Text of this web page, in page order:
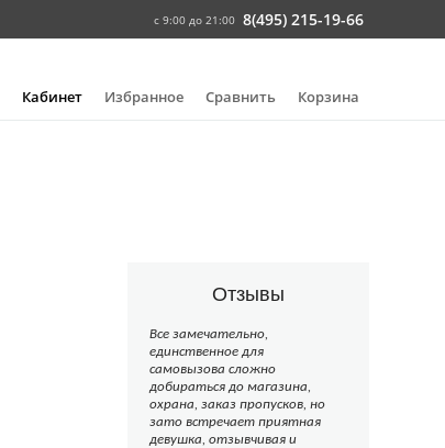
с 9:00 до 21:00 8(495) 215-19-66
Кабинет Избранное Сравнить Корзина
Отзывы
Все замечательно,
единственное для
самовызова сложно
добираться до магазина,
охрана, заказ пропусков, но
зато встречает приятная
девушка, отзывчивая и